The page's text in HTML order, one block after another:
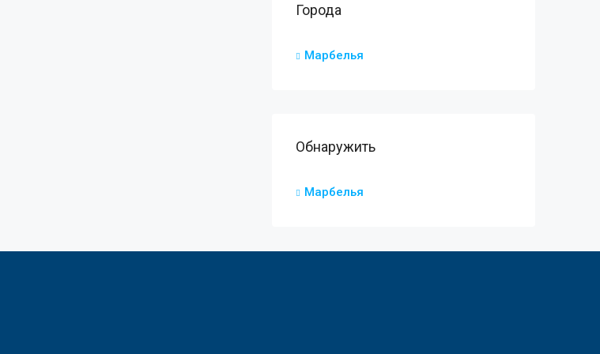
Города
Марбелья
Обнаружить
Марбелья